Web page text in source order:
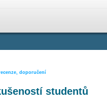
doporučení
studentů